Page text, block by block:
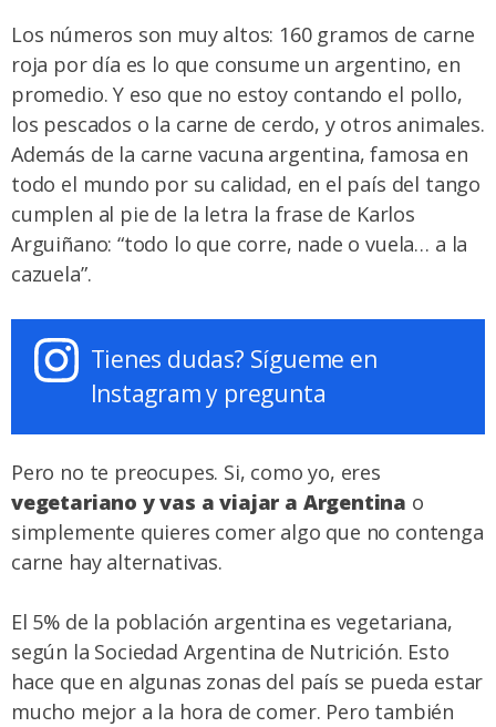
Los números son muy altos: 160 gramos de carne
roja por día es lo que consume un argentino, en
promedio. Y eso que no estoy contando el pollo,
los pescados o la carne de cerdo, y otros animales.
Además de la carne vacuna argentina, famosa en
todo el mundo por su calidad, en el país del tango
cumplen al pie de la letra la frase de Karlos
Arguiñano: “todo lo que corre, nade o vuela… a la
cazuela”.
Tienes dudas? Sígueme en
Instagram y pregunta
Pero no te preocupes. Si, como yo, eres
vegetariano y vas a viajar a Argentina o
simplemente quieres comer algo que no contenga
carne hay alternativas.
El 5% de la población argentina es vegetariana,
según la Sociedad Argentina de Nutrición. Esto
hace que en algunas zonas del país se pueda estar
mucho mejor a la hora de comer. Pero también